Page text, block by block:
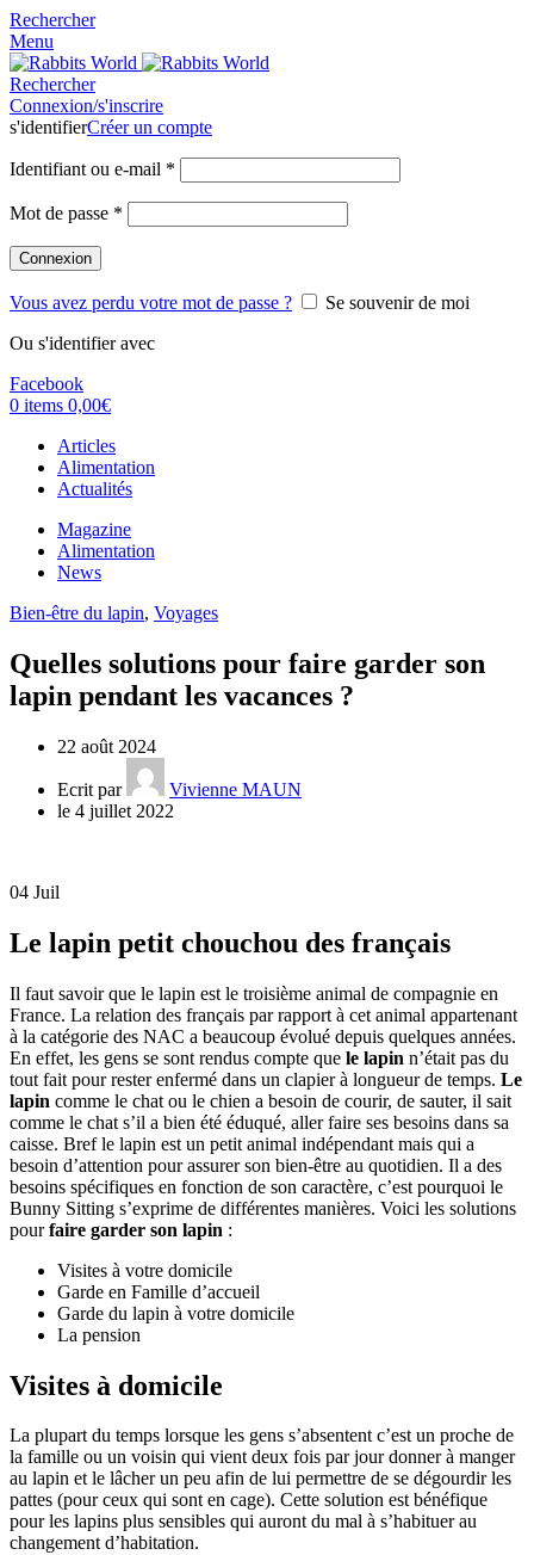
Rechercher
Menu
Rechercher
Connexion/s'inscrire
s'identifierCréer un compte
Identifiant ou e-mail *
Mot de passe *
Connexion
Vous avez perdu votre mot de passe ?
Se souvenir de moi
Ou s'identifier avec
Facebook
0 items 0,00€
Articles
Alimentation
Actualités
Magazine
Alimentation
News
Bien-être du lapin, Voyages
Quelles solutions pour faire garder son
lapin pendant les vacances ?
22 août 2024
Ecrit par
Vivienne MAUN
le 4 juillet 2022
04 Juil
Le lapin petit chouchou des français
Il faut savoir que le lapin est le troisième animal de compagnie en
France. La relation des français par rapport à cet animal appartenant
à la catégorie des NAC a beaucoup évolué depuis quelques années.
En effet, les gens se sont rendus compte que le lapin n’était pas du
tout fait pour rester enfermé dans un clapier à longueur de temps. Le
lapin comme le chat ou le chien a besoin de courir, de sauter, il sait
comme le chat s’il a bien été éduqué, aller faire ses besoins dans sa
caisse. Bref le lapin est un petit animal indépendant mais qui a
besoin d’attention pour assurer son bien-être au quotidien. Il a des
besoins spécifiques en fonction de son caractère, c’est pourquoi le
Bunny Sitting s’exprime de différentes manières. Voici les solutions
pourfaire garder son lapin :
Visites à votre domicile
Garde en Famille d’accueil
Garde du lapin à votre domicile
La pension
Visites à domicile
La plupart du temps lorsque les gens s’absentent c’est un proche de
la famille ou un voisin qui vient deux fois par jour donner à manger
au lapin et le lâcher un peu afin de lui permettre de se dégourdir les
pattes (pour ceux qui sont en cage). Cette solution est bénéfique
pour les lapins plus sensibles qui auront du mal à s’habituer au
changement d’habitation.